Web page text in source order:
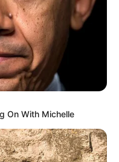
On With Michelle